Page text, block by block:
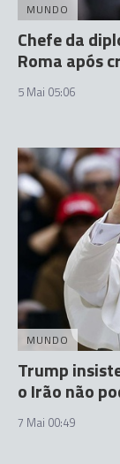
MUNDO
Chefe da
Roma após
5 Mai 05:06
MUNDO
Trump
o Irão não
7 Mai 00:49